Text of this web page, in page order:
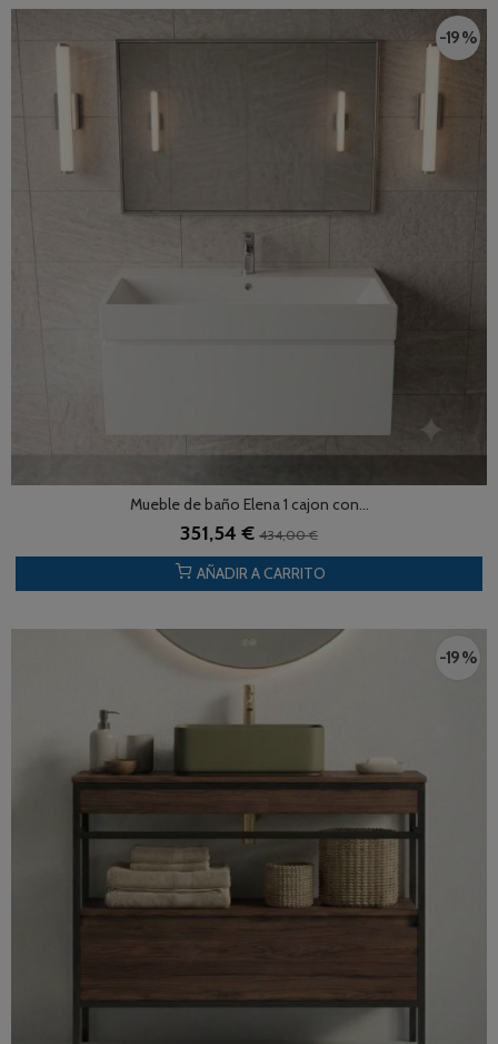
-19 %
Mueble de baño Elena 1 cajon con...
351,54 € 434,00 €
AÑADIR A CARRITO
-19 %